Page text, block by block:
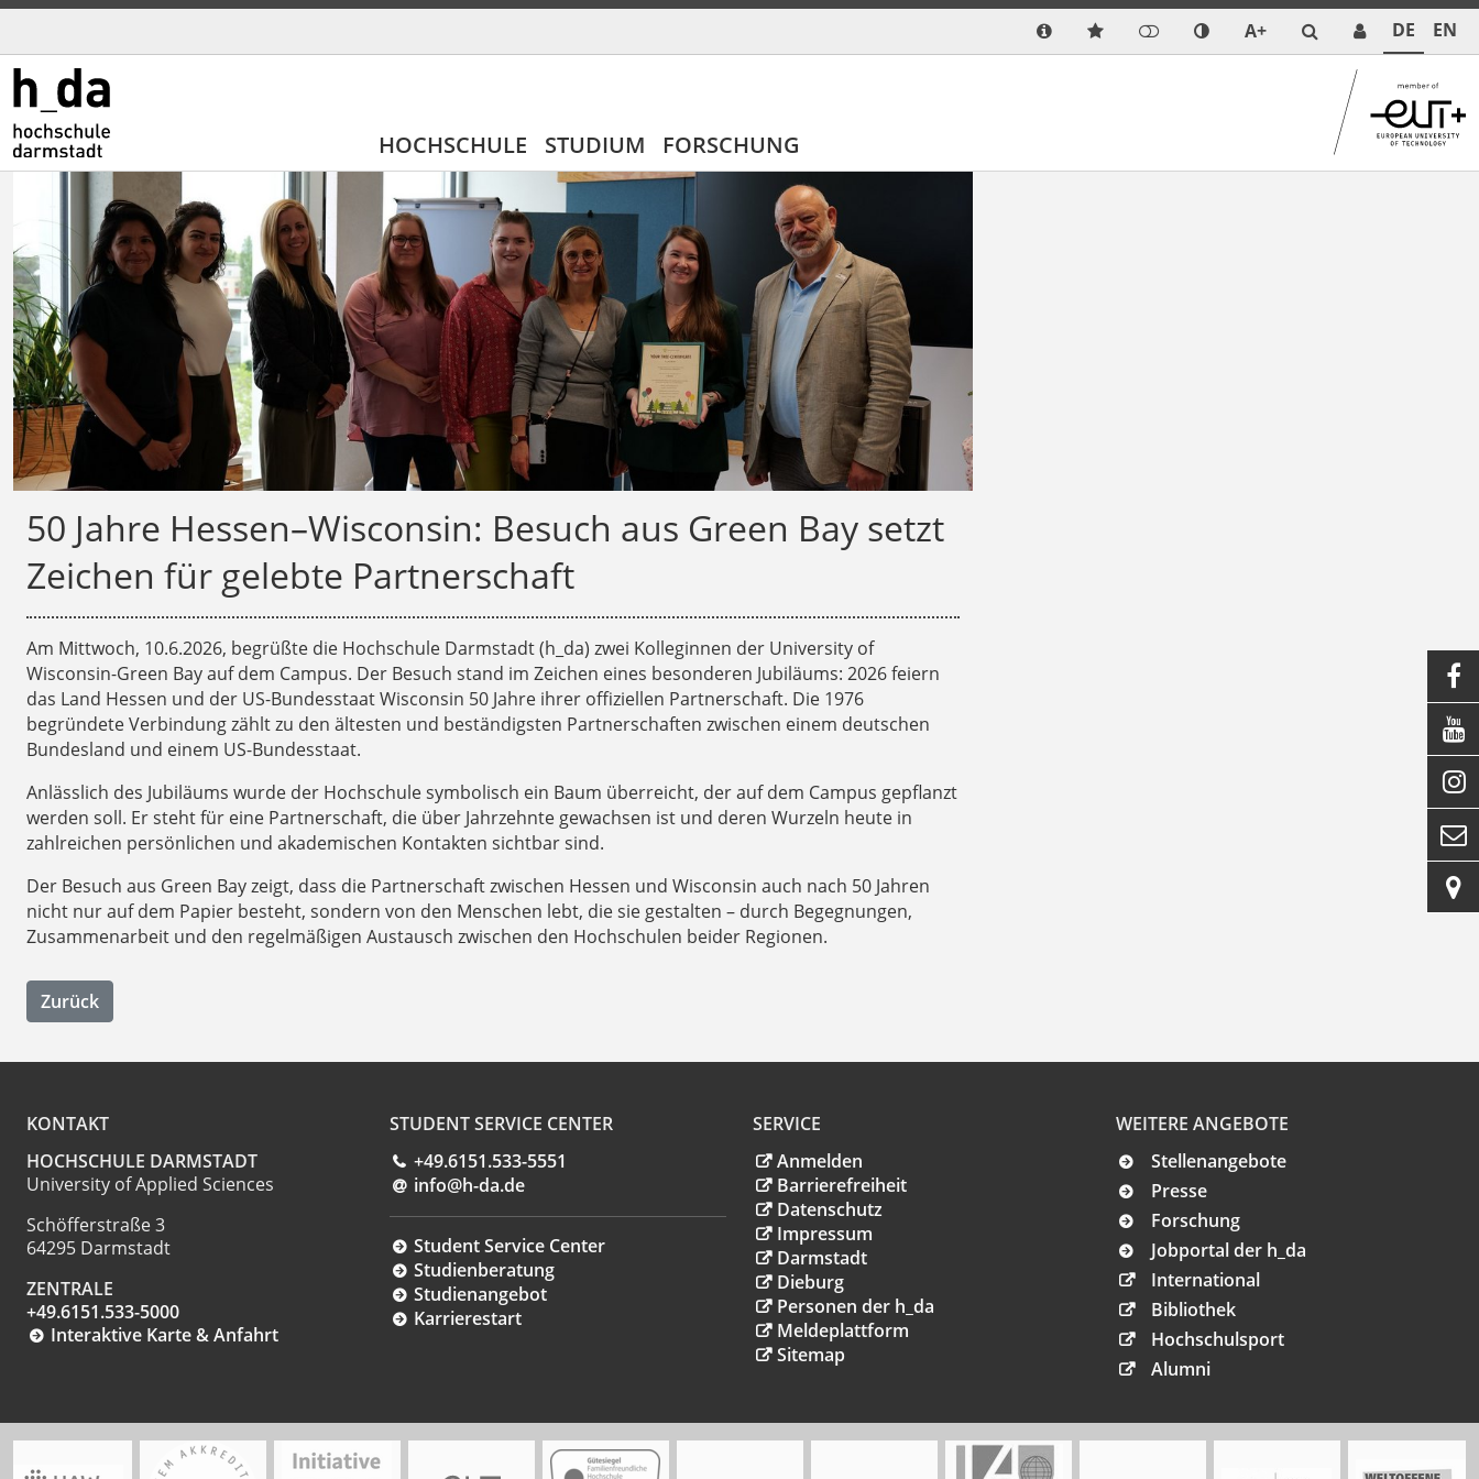
A+ DE EN
HOCHSCHULE STUDIUM FORSCHUNG
50 Jahre Hessen–Wisconsin: Besuch aus Green Bay setzt
Zeichen für gelebte Partnerschaft
Am Mittwoch, 10.6.2026, begrüßte die Hochschule Darmstadt (h_da) zwei Kolleginnen der University of
Wisconsin-Green Bay auf dem Campus. Der Besuch stand im Zeichen eines besonderen Jubiläums: 2026 feiern
das Land Hessen und der US-Bundesstaat Wisconsin 50 Jahre ihrer offiziellen Partnerschaft. Die 1976
begründete Verbindung zählt zu den ältesten und beständigsten Partnerschaften zwischen einem deutschen
Bundesland und einem US-Bundesstaat.
Anlässlich des Jubiläums wurde der Hochschule symbolisch ein Baum überreicht, der auf dem Campus gepflanzt
werden soll. Er steht für eine Partnerschaft, die über Jahrzehnte gewachsen ist und deren Wurzeln heute in
zahlreichen persönlichen und akademischen Kontakten sichtbar sind.
Der Besuch aus Green Bay zeigt, dass die Partnerschaft zwischen Hessen und Wisconsin auch nach 50 Jahren
nicht nur auf dem Papier besteht, sondern von den Menschen lebt, die sie gestalten – durch Begegnungen,
Zusammenarbeit und den regelmäßigen Austausch zwischen den Hochschulen beider Regionen.
Zurück
KONTAKT
HOCHSCHULE DARMSTADT
University of Applied Sciences
Schöfferstraße 3
64295 Darmstadt
ZENTRALE
+49.6151.533-5000
Interaktive Karte & Anfahrt
STUDENT SERVICE CENTER
+49.6151.533-5551
info@h-da.de
Student Service Center
Studienberatung
Studienangebot
Karrierestart
SERVICE
Anmelden
Barrierefreiheit
Datenschutz
Impressum
Darmstadt
Dieburg
Personen der h_da
Meldeplattform
Sitemap
WEITERE ANGEBOTE
Stellenangebote
Presse
Forschung
Jobportal der h_da
International
Bibliothek
Hochschulsport
Alumni




